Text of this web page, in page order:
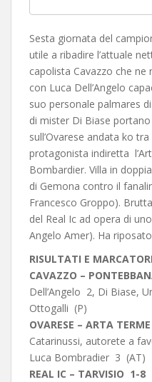
Sesta giornata del
utile a ribadire l’attuale
capolista Cavazzo che ne
con Luca Dell’Angelo
suo personale palmares
di mister Di Biase
sull’Ovarese andata ko
protagonista indiretta
Bombardier. Villa in
di Gemona contro il
Francesco Groppo).
del Real Ic ad opera di
Angelo Amer). Ha
RISULTATI E
CAVAZZO –
Dell’Angelo 2, Di Biase,
Ottogalli (P)
OVARESE – ARTA
Catarinussi, autorete a
Luca Bombradier 3 (AT)
REAL IC – TARVISIO 1-8